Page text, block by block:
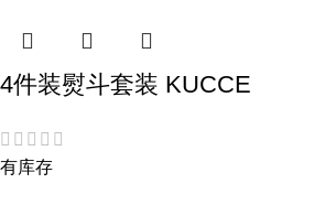
4件装熨斗套装 KUCCE
有库存